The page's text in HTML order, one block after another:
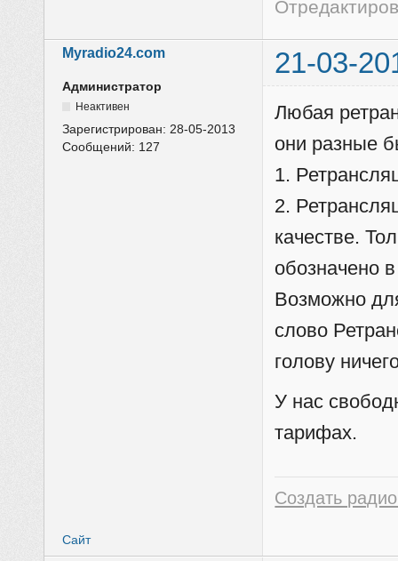
Myradio24.com 21-03-
Администратор
Неактивен
Зарегистрирован: 28-05-2013
Сообщений: 127
Любая
они разные
1.
2.
качестве.
обозначено
Возможно
слово
голову
У нас
тарифах.
Создать
Сайт